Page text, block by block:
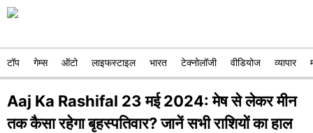
टॉप गेम्स ऑटो लाइफस्टाइल भारत टेक्नोलॉजी वीडियोज व्यापार
Aaj Ka Rashifal 23 मई 2024: मेष से लेकर मीन
तक कैसा रहेगा बृहस्पतिवार? जानें सभी राशियों का हाल